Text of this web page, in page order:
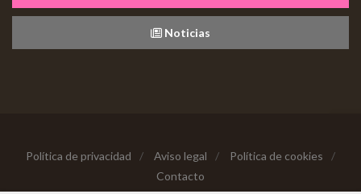
Noticias
Política de privacidad / Aviso legal / Política de cookies
/
Contacto